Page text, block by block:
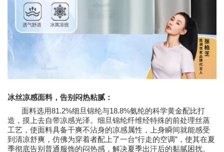
冰丝凉感面料，告别闷热粘腻：
面料选用81.2%细旦锦纶与18.8%氨纶的科学黄金配比打
造，摸上去自带凉感光泽。细旦锦纶纤维经特殊的前处理丝蒸
工艺，使面料具备干爽不沾身的凉感属性，上身瞬间就能感受
到清凉舒爽，仿佛为穿着者配上了一台“行走的空调” ，使其在夏
季彻底告别普通服饰的闷热感，解决夏季出汗后的黏腻困扰。